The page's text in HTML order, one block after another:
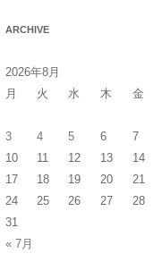
ARCHIVE
2026年8月
月
火 水 木 金
3
4 5 6 7
10
11 12 13 14
17
18 19 20 21
24
25 26 27 28
31
« 7月